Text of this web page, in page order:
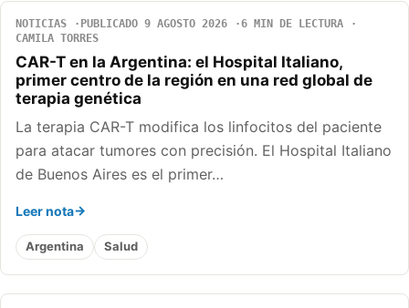
NOTICIAS PUBLICADO 9 AGOSTO 2026
6 MIN DE LECTURA
CAMILA TORRES
CAR-T en la Argentina: el Hospital Italiano,
primer centro de la región en una red global de
terapia genética
La terapia CAR-T modifica los linfocitos del paciente
para atacar tumores con precisión. El Hospital Italiano
de Buenos Aires es el primer…
Leer nota
Argentina Salud